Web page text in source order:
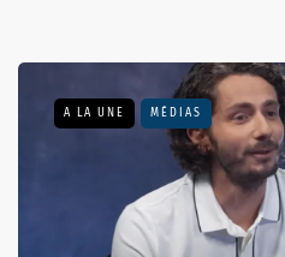
A LA UNE MÉDIAS